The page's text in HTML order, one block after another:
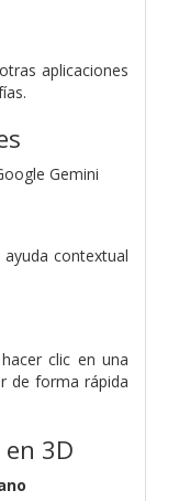
aplicaciones
Gemini
contextual
clic en una
de forma rápida
3D